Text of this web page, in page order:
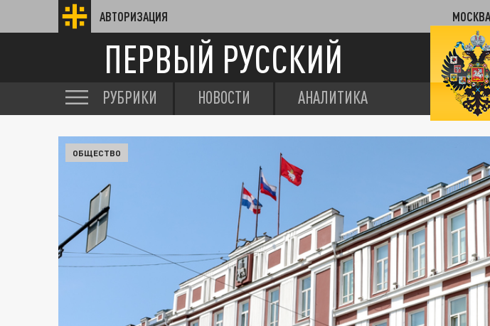
АВТОРИЗАЦИЯ МОСКВА
ПЕРВЫЙ РУССКИЙ
РУБРИКИ НОВОСТИ АНАЛИТИКА
ОБЩЕСТВО